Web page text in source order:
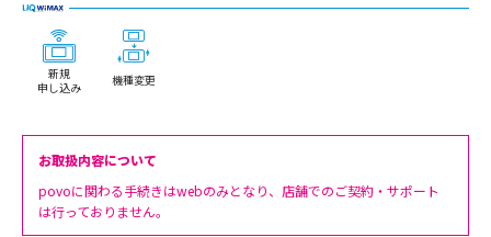
新規
申し込み
機種変更
お取扱内容について
povoに関わる手続きはwebのみとなり、店舗でのご契約・サポート
は行っておりません。